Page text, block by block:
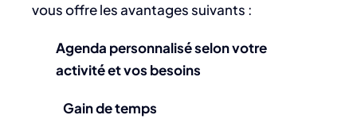
vous offre les avantages suivants :
Agenda personnalisé selon votre
activité et vos besoins
Gain de temps